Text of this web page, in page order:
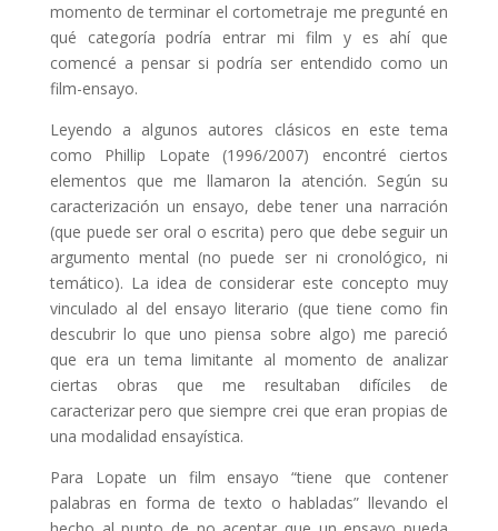
momento de terminar el cortometraje me pregunté en
qué categoría podría entrar mi film y es ahí que
comencé a pensar si podría ser entendido como un
film-ensayo.
Leyendo a algunos autores clásicos en este tema
como Phillip Lopate (1996/2007) encontré ciertos
elementos que me llamaron la atención. Según su
caracterización un ensayo, debe tener una narración
(que puede ser oral o escrita) pero que debe seguir un
argumento mental (no puede ser ni cronológico, ni
temático). La idea de considerar este concepto muy
vinculado al del ensayo literario (que tiene como fin
descubrir lo que uno piensa sobre algo) me pareció
que era un tema limitante al momento de analizar
ciertas obras que me resultaban difíciles de
caracterizar pero que siempre crei que eran propias de
una modalidad ensayística.
Para Lopate un film ensayo “tiene que contener
palabras en forma de texto o habladas” llevando el